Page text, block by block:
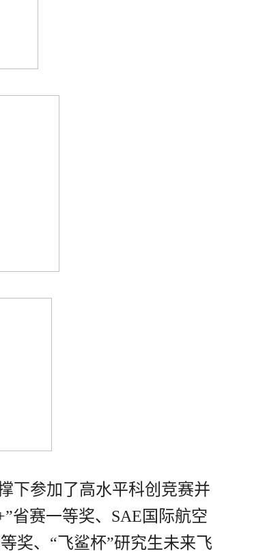
下参加了高水平科创竞赛并
省赛一等奖、 SAE国际航空
奖、“飞鲨杯”研究生未来飞